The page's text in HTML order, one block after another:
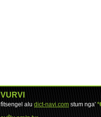
VURVI
fìtsengel alu dict-navi.com stum nga'